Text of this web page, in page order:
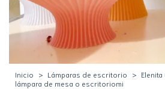
Inicio > Lámparas de escritorio >
lámpara de mesa o escritoriomi